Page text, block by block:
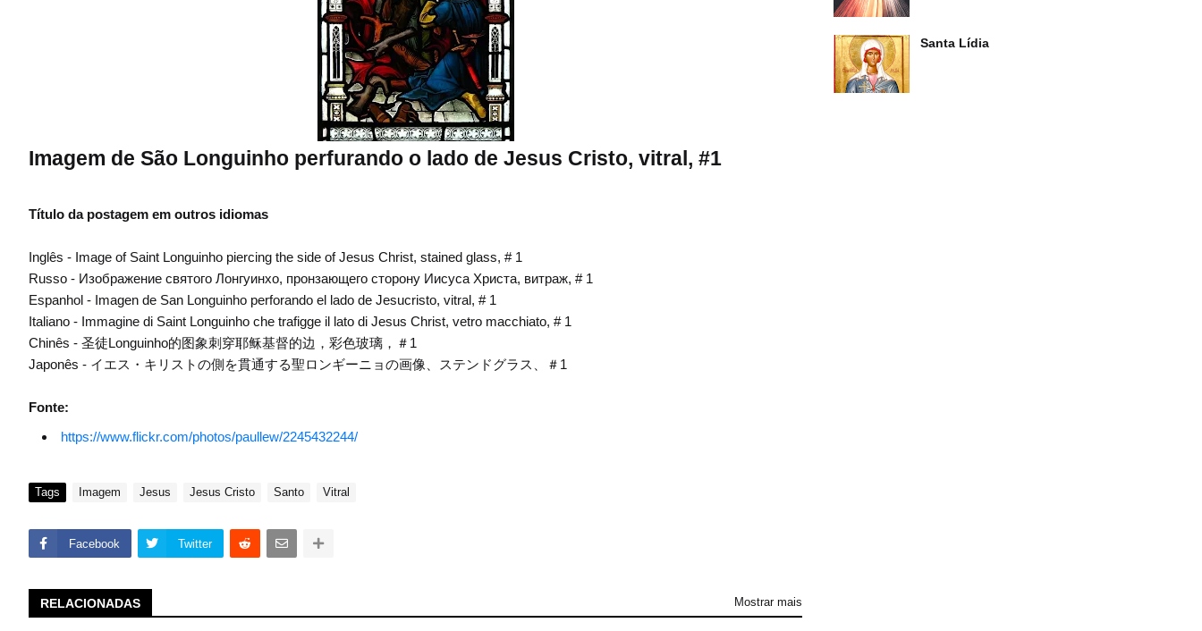
Imagem de São Longuinho perfurando o lado de Jesus Cristo, vitral, #1
Título da postagem em outros idiomas
Inglês - Image of Saint Longuinho piercing the side of Jesus Christ, stained glass, # 1
Russo - Изображение святого Лонгуинхо, пронзающего сторону Иисуса Христа, витраж, # 1
Espanhol - Imagen de San Longuinho perforando el lado de Jesucristo, vitral, # 1
Italiano - Immagine di Saint Longuinho che trafigge il lato di Jesus Christ, vetro macchiato, # 1
Chinês - 圣徒Longuinho的图象刺穿耶稣基督的边，彩色玻璃，＃1
Japonês - イエス・キリストの側を貫通する聖ロンギーニョの画像、ステンドグラス、＃1
Fonte:
https://www.flickr.com/photos/paullew/2245432244/
Tags Imagem Jesus Jesus Cristo Santo Vitral
Facebook Twitter
RELACIONADAS Mostrar mais
Santa Lídia